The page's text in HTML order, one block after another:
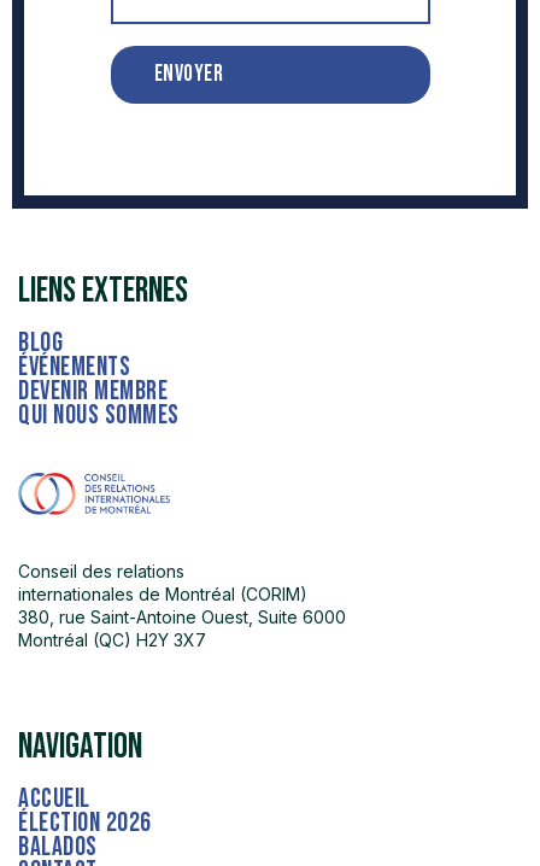
envoyer
Conseil des relations
internationales de Montréal (CORIM)
380, rue Saint-Antoine Ouest, Suite 6000
Montréal (QC) H2Y 3X7
navigation
accueil
élection 2026
balados
liens externes
Blog
événements
devenir membre
qui nous sommes